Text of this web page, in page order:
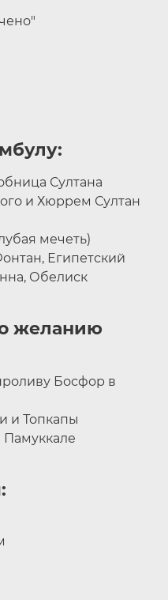
Султана
и Хюррем Султан
мечеть)
Египетский
Обелиск
желанию
Босфор в
и Топкапы